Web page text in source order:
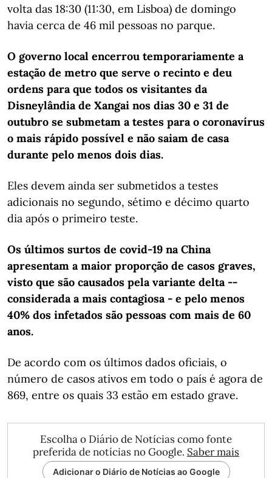
volta das 18:30 (11:30, em Lisboa) de domingo
havia cerca de 46 mil pessoas no parque.
O governo local encerrou temporariamente a
estação de metro que serve o recinto e deu
ordens para que todos os visitantes da
Disneylândia de Xangai nos dias 30 e 31 de
outubro se submetam a testes para o coronavírus
o mais rápido possível e não saiam de casa
durante pelo menos dois dias.
Eles devem ainda ser submetidos a testes
adicionais no segundo, sétimo e décimo quarto
dia após o primeiro teste.
Os últimos surtos de covid-19 na China
apresentam a maior proporção de casos graves,
visto que são causados pela variante delta --
considerada a mais contagiosa - e pelo menos
40% dos infetados são pessoas com mais de 60
anos.
De acordo com os últimos dados oficiais, o
número de casos ativos em todo o país é agora de
869, entre os quais 33 estão em estado grave.
Escolha o Diário de Notícias como fonte
preferida de notícias no Google. Saber mais
Adicionar o Diário de Notícias ao Google